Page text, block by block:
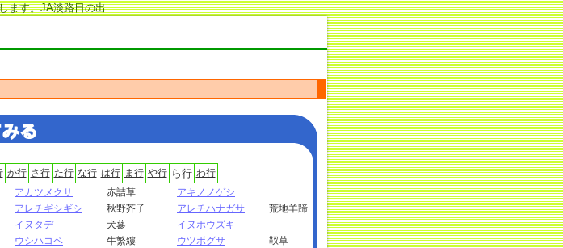
ます。JA淡路日の出
か行 さ行 た行 な行 は行 ま行 や行 ら行 わ行
アカツメクサ 赤詰草
アキノノゲシ
アレチギシギシ 秋野芥子 アレチハナガサ
荒地羊蹄
イヌタデ 犬蓼
イヌホウズキ
ウシハコベ 牛繁縷 ウツボグサ
靫草